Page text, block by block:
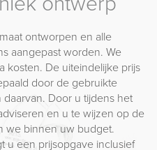
ontworpen en alle
aangepast worden. We
kosten. De uiteindelijke prijs
door de gebruikte
Door u tijdens het
en u te wijzen op de
we binnen uw budget.
u een prijsopgave inclusief